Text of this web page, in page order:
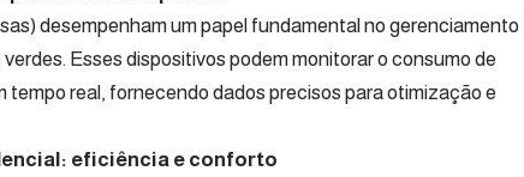
desempenham um papel fundamental no gerenciamento
Esses dispositivos podem monitorar o consumo de
tempo real, fornecendo dados precisos para otimização e
eficiência e conforto